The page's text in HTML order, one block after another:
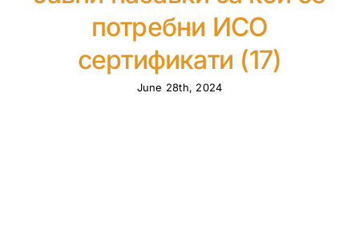
потребни ИСО
сертификати (17)
June 28th, 2024